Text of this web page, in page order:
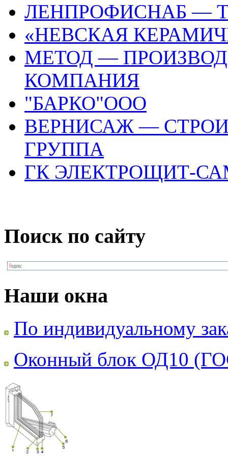
ЛЕНПРОФИСНАБ —
«НЕВСКАЯ
МЕТОД —
КОМПАНИЯ
"БАРКО"ООО
ВЕРНИСАЖ —
ГРУППА
ГК ЭЛЕКТРОЩИТ-
Поиск по сайту
Наши окна
По индивидуальному
Оконный блок ОД10